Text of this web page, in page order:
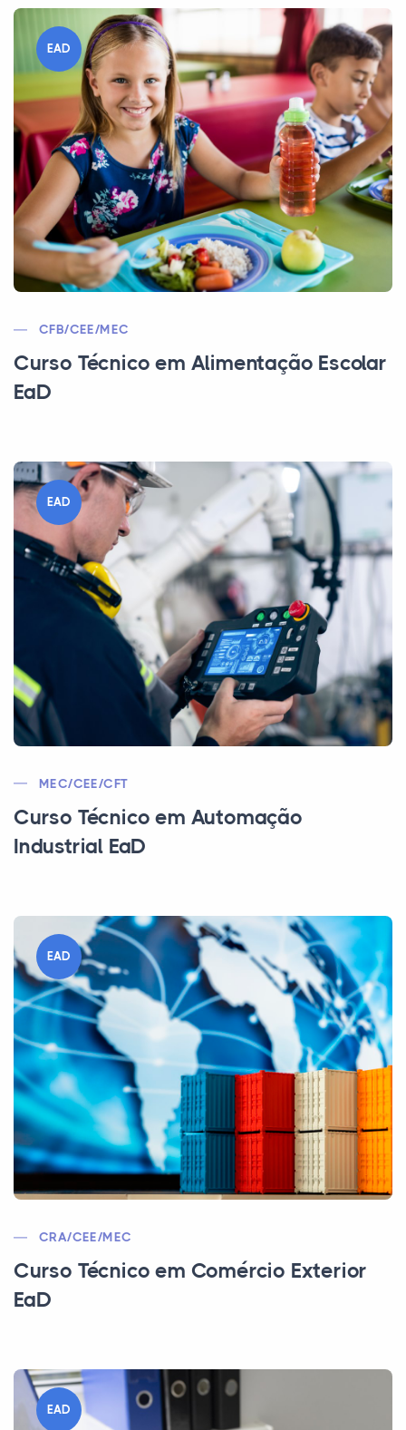
EAD
CFB/CEE/MEC
Curso Técnico em Alimentação Escolar
EaD
EAD
MEC/CEE/CFT
Curso Técnico em Automação
Industrial EaD
EAD
CRA/CEE/MEC
Curso Técnico em Comércio Exterior
EaD
EAD